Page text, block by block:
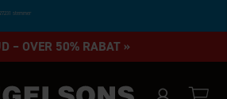
stemmer
– OVER 50% RABAT »